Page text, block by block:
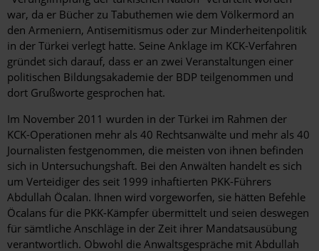
war, da er Bücher zu Tabuthemen wie dem Völkermord an
den Armeniern, Antisemitismus oder zur Minderheitenpolitik
in der Türkei verlegt hatte. Seine Anklage im KCK-Verfahren
gründet sich darauf, dass er an zwei Veranstaltungen einer
politischen Bildungsakademie der BDP teilgenommen und
dort Grußworte gesprochen hat.
Im November 2011 wurden in der Türkei im Rahmen der
KCK-Operationen mehr als 40 Rechtsanwälte und mehr als 40
Journalisten festgenommen, die meisten von ihnen befinden
sich in Untersuchungshaft. Bei den Anwälten handelt es sich
um Verteidiger des seit 1999 inhaftierten PKK-Führers
Abdullah Öcalan. Ihnen wird vorgeworfen, sie hätten Befehle
Öcalans für die PKK-Kämpfer übermittelt und seien deswegen
für sämtliche Anschläge in der Zeit ihrer Mandatsausübung
verantwortlich. Obwohl die Anwaltsgespräche mit Abdullah